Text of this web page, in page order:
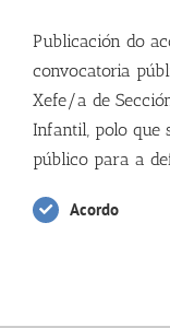
Publicación do
convocatoria
Xefe/a de
Infantil, polo que
público para a
Acordo